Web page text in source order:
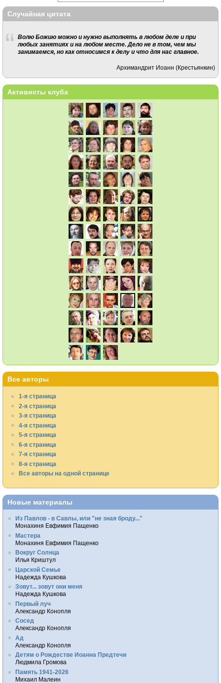
Случайная цитата
Волю Божию можно и нужно выполнять в любом деле и при
любых занятиях и на любом месте. Дело не в том, чем мы
занимаемся, но как относимся к делу и что для нас главное.
Архимандрит Иоанн (Крестьянкин)
Активисты клуба
Все авторы
1-я страница
2-я страница
3-я страница
4-я страница
5-я страница
6-я страница
7-я страница
8-я страница
Все авторы на одной странице
Новые материалы
Из Павлов - в Савлы, или "не зная броду..."
Монахиня Евфимия Пащенко
Мастера
Монахиня Евфимия Пащенко
Вокруг Солнца
Илья Криштул
Царской Семье
Надежда Кушкова
Зовут... зовут они меня
Надежда Кушкова
Первый луч
Александр Конопля
Сосед
Александр Конопля
Ад
Александр Конопля
Детям о Рождестве Иоанна Предтечи
Людмила Громова
Память 1941-2026
Михаил Малеин